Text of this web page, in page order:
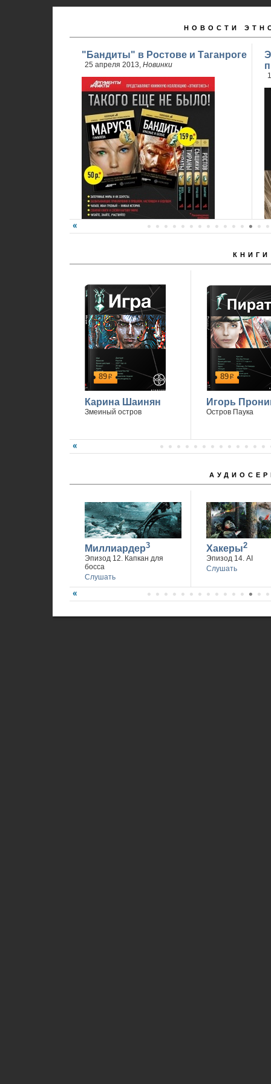
НОВОСТИ
"Бандиты" в Ростове и Таганроге
25 апреля 2013, Новинки
24 апреля стартовали продажи 2 книги
КНИГИ
89р
Карина Шаинян
Змеиный остров
89р
Игорь
Остров Паука
Миллиардер3
Эпизод 12. Капкан для
босса
Слушать
Хакеры2
Эпизод 14. AI
Слушать